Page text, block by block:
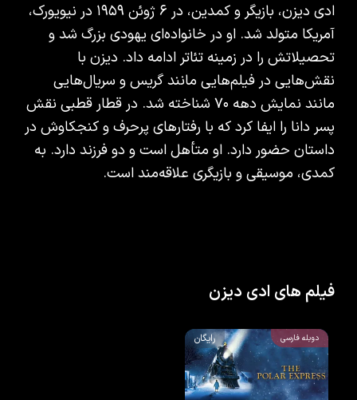
ادی دیزن، بازیگر و کمدین، در ۶ ژوئن ۱۹۵۹ در نیویورک،
آمریکا متولد شد. او در خانواده‌ای یهودی بزرگ شد و
تحصیلاتش را در زمینه تئاتر ادامه داد. دیزن با
نقش‌هایی در فیلم‌هایی مانند گریس و سریال‌هایی
مانند نمایش دهه ۷۰ شناخته شد. در قطار قطبی نقش
پسر دانا را ایفا کرد که با رفتارهای پرحرف و کنجکاوش در
داستان حضور دارد. او متأهل است و دو فرزند دارد. به
کمدی، موسیقی و بازیگری علاقه‌مند است.
فیلم های ادی دیزن
دوبله فارسی رایگان